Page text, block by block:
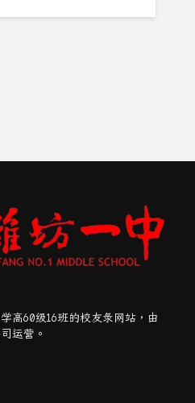
高60级16班的校友录网站，由
运营。